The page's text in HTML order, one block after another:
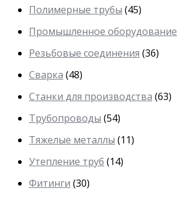
Полимерные трубы (45)
Промышленное оборудование
Резьбовые соединения (36)
Сварка (48)
Станки для производства (63)
Трубопроводы (54)
Тяжелые металлы (11)
Утепление труб (14)
Фитинги (30)